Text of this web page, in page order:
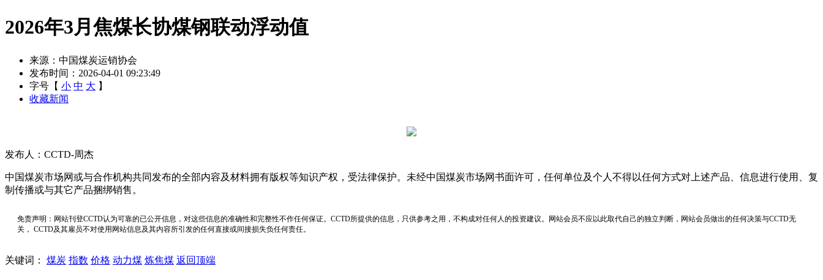
2026年3月焦煤长协煤钢联动浮动值
来源：中国煤炭运销协会
发布时间：2026-04-01 09:23:49
字号【 小 中 大 】
收藏新闻
发布人：CCTD-周杰
中国煤炭市场网或与合作机构共同发布的全部内容及材料拥有版权等知识产权，受法律保护。未经中国煤炭市场网书面许可，任何单位及个人不得以任何方式对上述产品、信息进行使用、复
制传播或与其它产品捆绑销售。
免责声明：网站刊登CCTD认为可靠的已公开信息，对这些信息的准确性和完整性不作任何保证。CCTD所提供的信息，只供参考之用，不构成对任何人的投资建议。网站会员不应以此取代自己的独立判断，网站会员做出的任何决策与CCTD无
关， CCTD及其雇员不对使用网站信息及其内容所引发的任何直接或间接损失负任何责任。
关键词： 煤炭 指数 价格 动力煤 炼焦煤 返回顶端